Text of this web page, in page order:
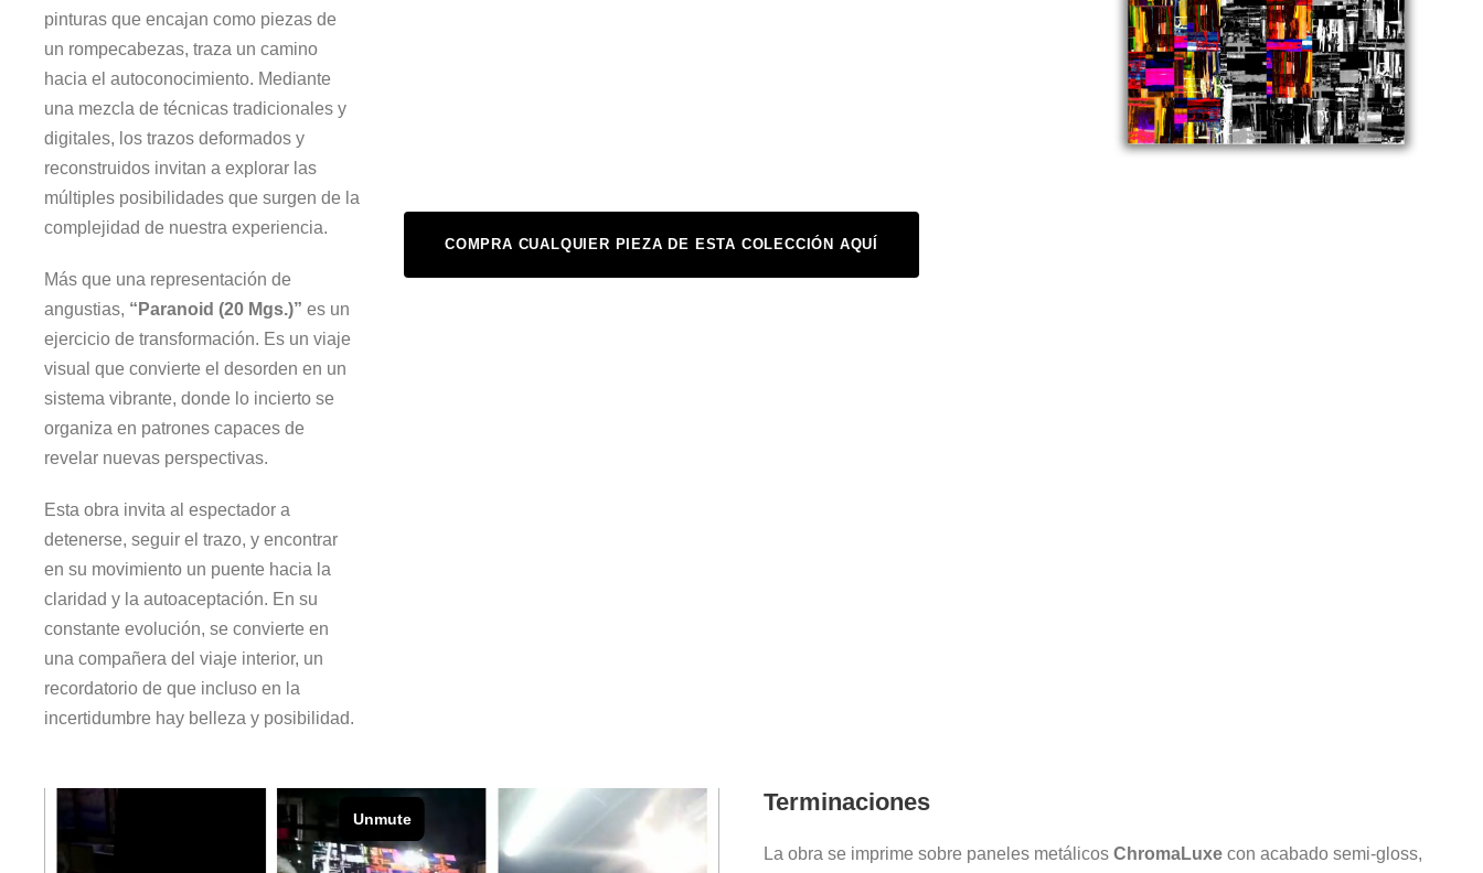
pinturas que encajan como piezas de
un rompecabezas, traza un camino
hacia el autoconocimiento. Mediante
una mezcla de técnicas tradicionales y
digitales, los trazos deformados y
reconstruidos invitan a explorar las
múltiples posibilidades que surgen de la
complejidad de nuestra experiencia.
Más que una representación de
angustias, “Paranoid (20 Mgs.)” es un
ejercicio de transformación. Es un viaje
visual que convierte el desorden en un
sistema vibrante, donde lo incierto se
organiza en patrones capaces de
revelar nuevas perspectivas.
Esta obra invita al espectador a
detenerse, seguir el trazo, y encontrar
en su movimiento un puente hacia la
claridad y la autoaceptación. En su
constante evolución, se convierte en
una compañera del viaje interior, un
recordatorio de que incluso en la
incertidumbre hay belleza y posibilidad.
COMPRA CUALQUIER PIEZA DE ESTA COLECCIÓN AQUÍ
Terminaciones
La obra se imprime sobre paneles metálicos ChromaLuxe con acabado semi-gloss,